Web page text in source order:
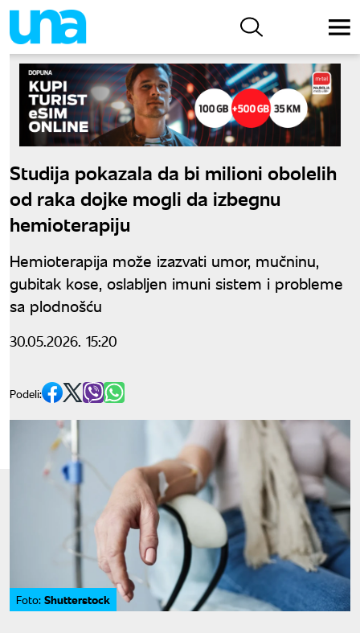
Studija pokazala da bi milioni obolelih
od raka dojke mogli da izbegnu
hemioterapiju
Hemioterapija može izazvati umor, mučninu,
gubitak kose, oslabljen imuni sistem i probleme
sa plodnošću
30.05.2026. 15:20
Podeli:
Foto: Shutterstock